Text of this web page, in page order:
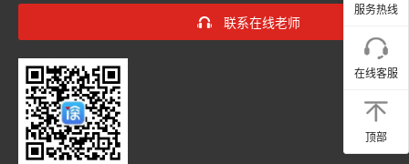
联系在线老师
服务热线
在线客服
顶部